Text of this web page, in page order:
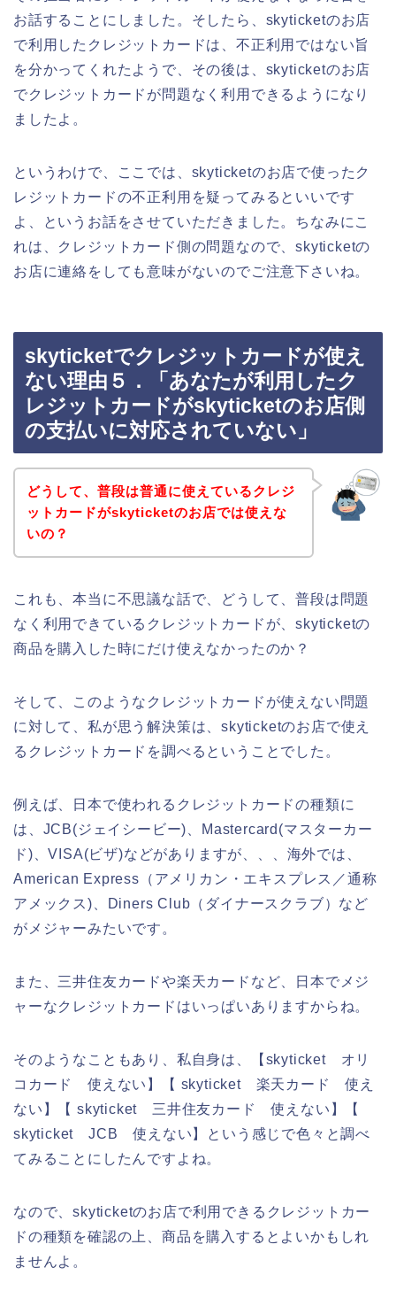
お話することにしました。そしたら、skyticketのお店
で利用したクレジットカードは、不正利用ではない旨
を分かってくれたようで、その後は、skyticketのお店
でクレジットカードが問題なく利用できるようになり
ましたよ。
というわけで、ここでは、skyticketのお店で使ったク
レジットカードの不正利用を疑ってみるといいです
よ、というお話をさせていただきました。ちなみにこ
れは、クレジットカード側の問題なので、skyticketの
お店に連絡をしても意味がないのでご注意下さいね。
skyticketでクレジットカードが使え
ない理由５．「あなたが利用したク
レジットカードがskyticketのお店側
の支払いに対応されていない」
どうして、普段は普通に使えているクレジ
ットカードがskyticketのお店では使えな
いの？
これも、本当に不思議な話で、どうして、普段は問題
なく利用できているクレジットカードが、skyticketの
商品を購入した時にだけ使えなかったのか？
そして、このようなクレジットカードが使えない問題
に対して、私が思う解決策は、skyticketのお店で使え
るクレジットカードを調べるということでした。
例えば、日本で使われるクレジットカードの種類に
は、JCB(ジェイシービー)、Mastercard(マスターカー
ド)、VISA(ビザ)などがありますが、、、海外では、
American Express（アメリカン・エキスプレス／通称
アメックス)、Diners Club（ダイナースクラブ）など
がメジャーみたいです。
また、三井住友カードや楽天カードなど、日本でメジ
ャーなクレジットカードはいっぱいありますからね。
そのようなこともあり、私自身は、【skyticket オリ
コカード 使えない】【 skyticket 楽天カード 使え
ない】【 skyticket 三井住友カード 使えない】【
skyticket JCB 使えない】という感じで色々と調べ
てみることにしたんですよね。
なので、skyticketのお店で利用できるクレジットカー
ドの種類を確認の上、商品を購入するとよいかもしれ
ませんよ。